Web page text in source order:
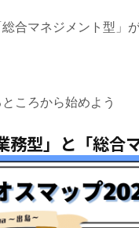
合マネジメント型」
ころから始めよう
型」と「総合